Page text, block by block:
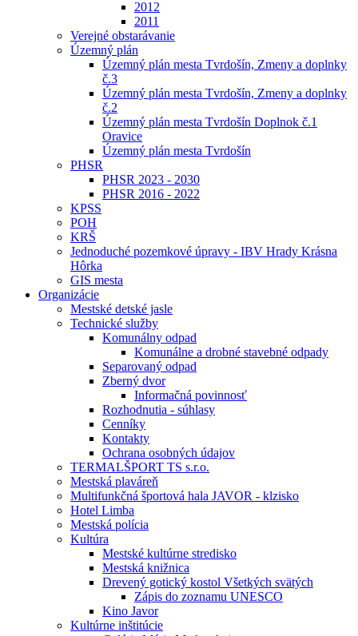
2012
2011
Verejné obstarávanie
Územný plán
Územný plán mesta Tvrdošín, Zmeny a doplnky
č.3
Územný plán mesta Tvrdošín, Zmeny a doplnky
č.2
Územný plán mesta Tvrdošín Doplnok č.1
Oravice
Územný plán mesta Tvrdošín
PHSR
PHSR 2023 - 2030
PHSR 2016 - 2022
KPSS
POH
KRŠ
Jednoduché pozemkové úpravy - IBV Hrady Krásna
Hôrka
GIS mesta
Organizácie
Mestské detské jasle
Technické služby
Komunálny odpad
Komunálne a drobné stavebné odpady
Separovaný odpad
Zberný dvor
Informačná povinnosť
Rozhodnutia - súhlasy
Cenníky
Kontakty
Ochrana osobných údajov
TERMALŠPORT TS s.r.o.
Mestská plaváreň
Multifunkčná športová hala JAVOR - klzisko
Hotel Limba
Mestská polícia
Kultúra
Mestské kultúrne stredisko
Mestská knižnica
Drevený gotický kostol Všetkých svätých
Zápis do zoznamu UNESCO
Kino Javor
Kultúrne inštitúcie